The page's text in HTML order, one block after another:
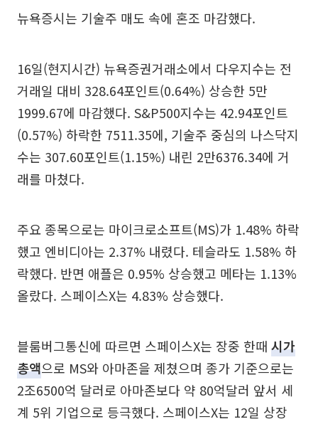
뉴욕증시는 기술주 매도 속에 혼조 마감했다.
16일(현지시간) 뉴욕증권거래소에서 다우지수는 전
거래일 대비 328.64포인트(0.64%) 상승한 5만
1999.67에 마감했다. S&P500지수는 42.94포인트
(0.57%) 하락한 7511.35에, 기술주 중심의 나스닥지
수는 307.60포인트(1.15%) 내린 2만6376.34에 거
래를 마쳤다.
주요 종목으로는 마이크로소프트(MS)가 1.48% 하락
했고 엔비디아는 2.37% 내렸다. 테슬라도 1.58% 하
락했다. 반면 애플은 0.95% 상승했고 메타는 1.13%
올랐다. 스페이스X는 4.83% 상승했다.
블룸버그통신에 따르면 스페이스X는 장중 한때 시가
총액으로 MS와 아마존을 제쳤으며 종가 기준으로는
2조6500억 달러로 아마존보다 약 80억달러 앞서 세
계 5위 기업으로 등극했다. 스페이스X는 12일 상장